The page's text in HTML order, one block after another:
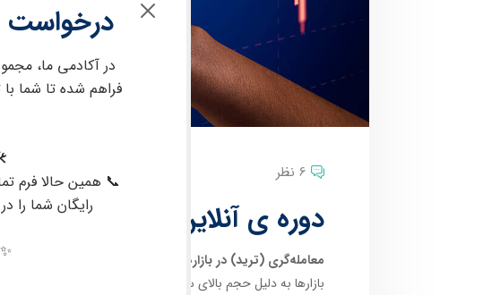
6 نظر
دوره ی آنلاین رایگان
معامله‌گری (ترید) در بازارهای مالی
، با جذابیت‌های فراوان،
بازارها به دلیل حجم بالای سرمایه، پتانسیل کسب سود مستمر را
درخواست
در آکادمی ما،
فراهم شده تا شما
📞 همین حالا فرم
رایگان شما را